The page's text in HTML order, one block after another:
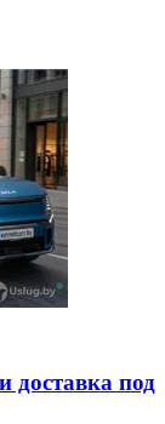
доставка под